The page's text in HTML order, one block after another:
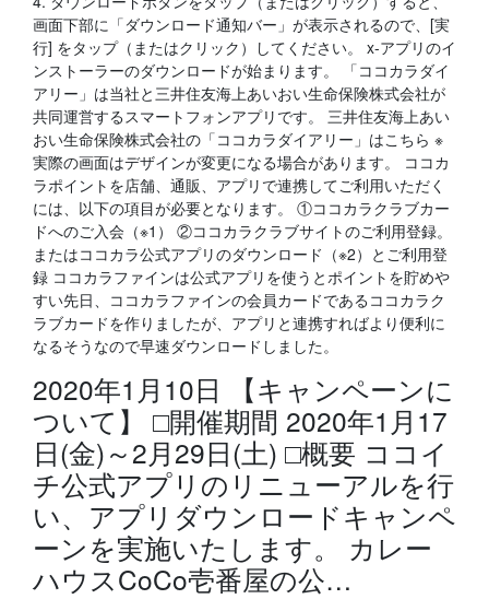
画面下部に「ダウンロード通知バー」が表示されるので、[実
行] をタップ（またはクリック）してください。 x-アプリのイ
ンストーラーのダウンロードが始まります。 「ココカラダイ
アリー」は当社と三井住友海上あいおい生命保険株式会社が
共同運営するスマートフォンアプリです。 三井住友海上あい
おい生命保険株式会社の「ココカラダイアリー」はこちら ※
実際の画面はデザインが変更になる場合があります。 ココカ
ラポイントを店舗、通販、アプリで連携してご利用いただく
には、以下の項目が必要となります。 ①ココカラクラブカー
ドへのご入会（※1） ②ココカラクラブサイトのご利用登録。
またはココカラ公式アプリのダウンロード（※2）とご利用登
録 ココカラファインは公式アプリを使うとポイントを貯めや
すい先日、ココカラファインの会員カードであるココカラク
ラブカードを作りましたが、アプリと連携すればより便利に
なるそうなので早速ダウンロードしました。
2020年1月10日 【キャンペーンに
ついて】 □開催期間 2020年1月17
日(金)～2月29日(土) □概要 ココイ
チ公式アプリのリニューアルを行
い、アプリダウンロードキャンペ
ーンを実施いたします。 カレー
ハウスCoCo壱番屋の公…